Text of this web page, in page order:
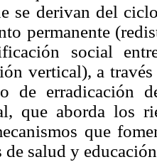
se derivan del
permanente
social
vertical), a
de erradicación
que aborda los
que
salud y